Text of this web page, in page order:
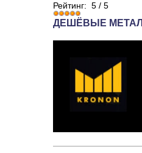
Рейтинг: 5 / 5
ДЕШЁВЫЕ